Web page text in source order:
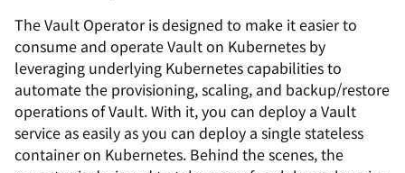
The Vault Operator is designed to make it easier to
consume and operate Vault on Kubernetes by
leveraging underlying Kubernetes capabilities to
automate the provisioning, scaling, and backup/restore
operations of Vault. With it, you can deploy a Vault
service as easily as you can deploy a single stateless
container on Kubernetes. Behind the scenes, the